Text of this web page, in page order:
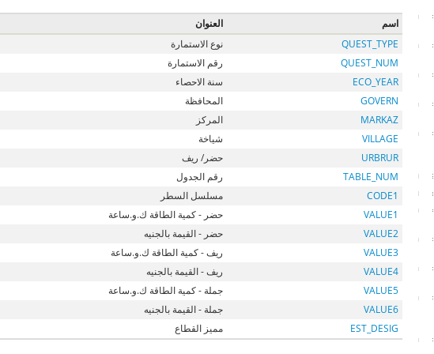
اسم العنوان
QUEST_TYPE
نوع الاستمارة
QUEST_NUM
رقم الاستمارة
ECO_YEAR
سنة الاحصاء
GOVERN
المحافظة
MARKAZ
المركز
VILLAGE
شياخة
URBRUR
حضر/ ريف
TABLE_NUM
رقم الجدول
CODE1
مسلسل السطر
VALUE1
حضر - كمية الطاقة ك.و.ساعة
VALUE2
حضر - القيمة بالجنيه
VALUE3
ريف - كمية الطاقة ك.و.ساعة
VALUE4
ريف - القيمة بالجنيه
VALUE5
جملة - كمية الطاقة ك.و.ساعة
VALUE6
جملة - القيمة بالجنيه
EST_DESIG
مميز القطاع